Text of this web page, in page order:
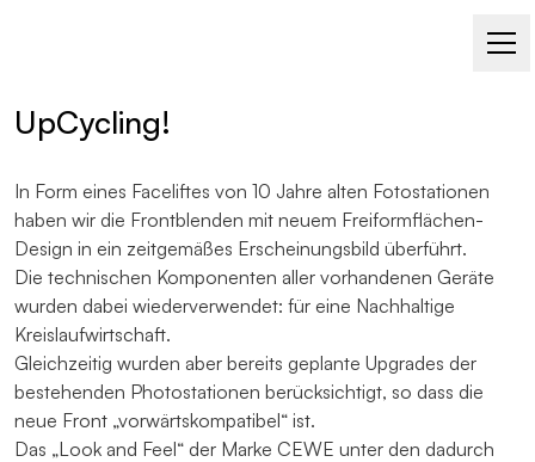
UpCycling!
In Form eines Faceliftes von 10 Jahre alten Fotostationen
haben wir die Frontblenden mit neuem Freiformflächen-
Design in ein zeitgemäßes Erscheinungsbild überführt.
Die technischen Komponenten aller vorhandenen Geräte
wurden dabei wiederverwendet: für eine Nachhaltige
Kreislaufwirtschaft.
Gleichzeitig wurden aber bereits geplante Upgrades der
bestehenden Photostationen berücksichtigt, so dass die
neue Front „vorwärtskompatibel“ ist.
Das „Look and Feel“ der Marke CEWE unter den dadurch